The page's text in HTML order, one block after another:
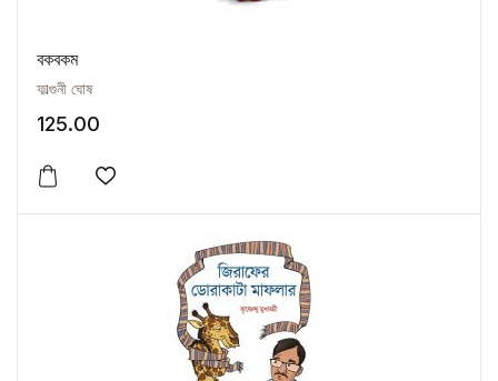
বকবকম
ফাল্গুনী ঘোষ
125.00
Add to wishlist